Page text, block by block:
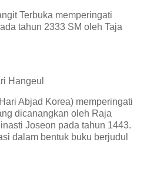
Terbuka memperingati
tahun 2333 SM oleh Taja
Hangeul
Abjad Korea) memperingati
dicanangkan oleh Raja
Joseon pada tahun 1443.
dalam bentuk buku berjudul